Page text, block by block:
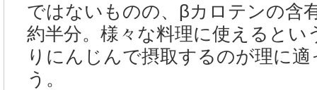
ではないものの、βカロテンの含
約半分。様々な料理に使えるとい
りにんじんで摂取するのが理に
う。